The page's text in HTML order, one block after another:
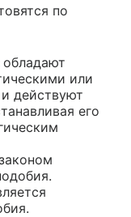
по
обладают
или
действуют
его